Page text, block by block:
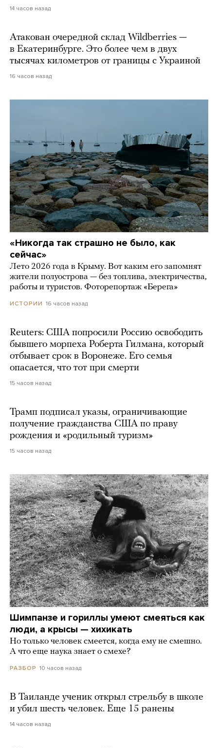
14 часов назад
Атакован очередной склад Wildberries —
в Екатеринбурге. Это более чем в двух
тысячах километров от границы с Украиной
16 часов назад
«Никогда так страшно не было, как
сейчас»
Лето 2026 года в Крыму. Вот каким его запомнят
жители полуострова — без топлива, электричества,
работы и туристов. Фоторепортаж «Берега»
ИСТОРИИ 16 часов назад
Reuters: США попросили Россию освободить
бывшего морпеха Роберта Гилмана, который
отбывает срок в Воронеже. Его семья
опасается, что тот при смерти
15 часов назад
Трамп подписал указы, ограничивающие
получение гражданства США по праву
рождения и «родильный туризм»
15 часов назад
Шимпанзе и гориллы умеют смеяться как
люди, а крысы — хихикать
Но только человек смеется, когда ему не смешно.
А что еще наука знает о смехе?
РАЗБОР 10 часов назад
В Таиланде ученик открыл стрельбу в школе
и убил шесть человек. Еще 15 ранены
14 часов назад